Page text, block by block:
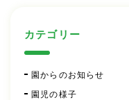
カテゴリー
園からのお知らせ
園児の様子